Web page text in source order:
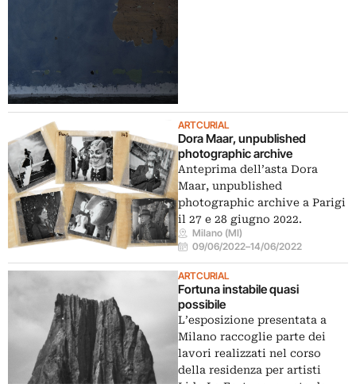
ARTCURIAL
Dora Maar, unpublished
photographic archive
Anteprima dell’asta Dora
Maar, unpublished
photographic archive a Parigi
il 27 e 28 giugno 2022.
Milano (MI)
09/06/2022–14/06/2022
ARTCURIAL
Fortuna instabile quasi
possibile
L’esposizione presentata a
Milano raccoglie parte dei
lavori realizzati nel corso
della residenza per artisti